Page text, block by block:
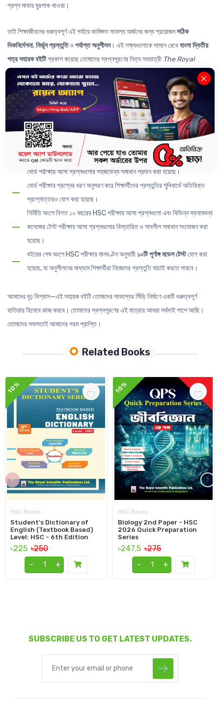
প্রশ্ন মাথায় ঘুরপাক খাওয়া।
তাই শিক্ষাজীবনের গুরুত্বপূর্ণ এই পর্যায়ে কাঙ্ক্ষিত সাফল্য অর্জনের জন্য প্রয়োজনসঠিক
দিকনির্দেশনা,নির্ভুল প্রস্তুতিও পর্যাপ্ত অনুশীলন। এই লক্ষ্যগুলোকে সামনে রেখেবাংলা দ্বিতীয়
পত্র সহায়ক বইটিপ্রকাশ করেছে তোমাদের স্বপ্নপূরণের নিত্য সহযাত্রী The Royal
Scientific Publications Ltd.
এই সহায়ক বইটি যেভাবে সাজানো হয়েছে—
২০১৬ থেকে ২০২৫ সাল পর্যন্ত সকল বোর্ড পরীক্ষার সমাধান অধ্যায়ভিত্তিক সংযোজন
করা হয়েছে।
ব্যাকরণ অংশে প্রতিটি অধ্যায়ের শুরুতে বোর্ড পরীক্ষায় আসা টপিকগুলোর প্রাথমিক
আলোচনা দেওয়া হয়েছে, যা বোর্ড প্রশ্নের সমাধান বুঝতে সহায়ক হবে। এরপর বিগত
বোর্ড পরীক্ষায় আসা প্রশ্নগুলোর সহজবোধ্য সমাধান প্রদান করা হয়েছে।
বোর্ড পরীক্ষার প্রশ্নের ধরণ অনুসরণ করে শিক্ষার্থীদের প্রস্তুতির সুবিধার্থে অতিরিক্ত
প্রশ্নোত্তরও যোগ করা হয়েছে।
নির্মিতি অংশে বিগত ১০ বছরের HSC পরীক্ষায় আসা প্রশ্নগুলো এবং বিভিন্ন স্বনামধন্য
কলেজের টেস্ট পরীক্ষায় আসা প্রশ্নগুলোর বিস্তারিত ও সাবলীল সমাধান সংযোজন করা
হয়েছে।
বইয়ের শেষ অংশে HSC পরীক্ষার মানবণ্টন অনুযায়ী ১০টি পূর্ণাঙ্গ মডেল টেস্টযোগ করা
হয়েছে, যা অনুশীলনের মাধ্যমে শিক্ষার্থীরা নিজেদের প্রস্তুতি যাচাই করতে পারবে।
আমাদের দৃঢ় বিশ্বাস—এই সহায়ক বইটি তোমাদের সাফল্যের সিঁড়ি নির্মাণে একটি গুরুত্বপূর্ণ
হাতিয়ার হিসেবে কাজ করবে। তোমাদের স্বপ্নপূরণের এই যাত্রায় আমরা সর্বদাই পাশে আছি।
তোমাদের সফলতাই আমাদের পরম প্রাপ্তি।
Related Books
10%
HSC Books
Student's Dictionary of
English (Textbook Based)
Level: HSC - 6th Edition
৳225 ৳250
-
+
10%
HSC Books
Biology 2nd Paper - HSC
2026 Quick Preparation
Series
৳247.5 ৳275
-
+
‹ ›
SUBSCRIBE US TO GET LATEST UPDATES.